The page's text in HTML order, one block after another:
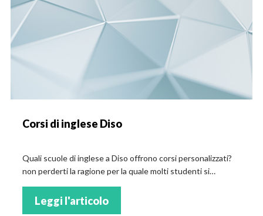
Corsi di inglese Diso
Quali scuole di inglese a Diso offrono corsi personalizzati?
non perderti la ragione per la quale molti studenti si
Leggi l'articolo